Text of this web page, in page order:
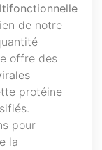
de notre
offre des
protéine
pour
la